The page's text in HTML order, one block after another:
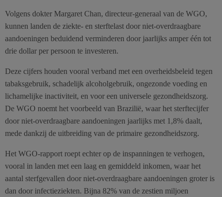
Volgens dokter Margaret Chan, directeur-generaal van de WGO,
kunnen landen de ziekte- en sterftelast door niet-overdraagbare
aandoeningen beduidend verminderen door jaarlijks amper één tot
drie dollar per persoon te investeren.
Deze cijfers houden vooral verband met een overheidsbeleid tegen
tabaksgebruik, schadelijk alcoholgebruik, ongezonde voeding en
lichamelijke inactiviteit, en voor een universele gezondheidszorg.
De WGO noemt het voorbeeld van Brazilië, waar het sterftecijfer
door niet-overdraagbare aandoeningen jaarlijks met 1,8% daalt,
mede dankzij de uitbreiding van de primaire gezondheidszorg.
Het WGO-rapport roept echter op de inspanningen te verhogen,
vooral in landen met een laag en gemiddeld inkomen, waar het
aantal sterfgevallen door niet-overdraagbare aandoeningen groter is
dan door infectieziekten. Bijna 82% van de zestien miljoen